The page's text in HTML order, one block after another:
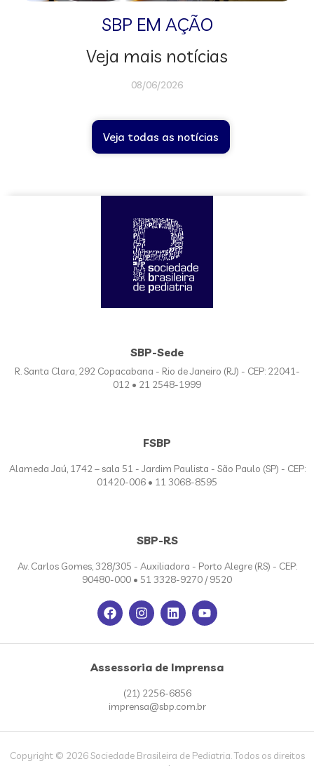
SBP EM AÇÃO
Veja mais notícias
08/06/2026
Veja todas as notícias
SBP-Sede
R. Santa Clara, 292 Copacabana - Rio de Janeiro (RJ) - CEP: 22041-
012 • 21 2548-1999
FSBP
Alameda Jaú, 1742 – sala 51 - Jardim Paulista - São Paulo (SP) - CEP:
01420-006 • 11 3068-8595
SBP-RS
Av. Carlos Gomes, 328/305 - Auxiliadora - Porto Alegre (RS) - CEP:
90480-000 • 51 3328-9270 / 9520
Assessoria de Imprensa
(21) 2256-6856
imprensa@sbp.com.br
Copyright © 2026 Sociedade Brasileira de Pediatria. Todos os direitos